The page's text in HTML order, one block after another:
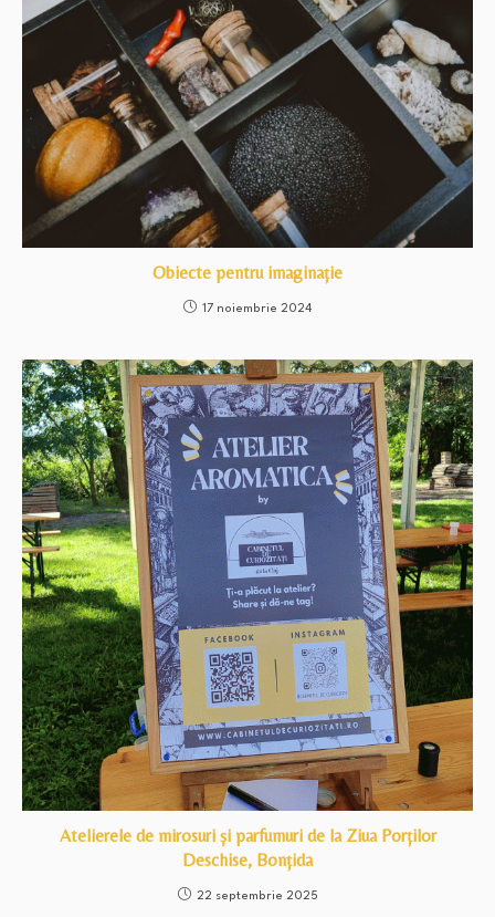
Obiecte pentru imaginație
17 noiembrie 2024
Atelierele de mirosuri și parfumuri de la Ziua Porților
Deschise, Bonțida
22 septembrie 2025